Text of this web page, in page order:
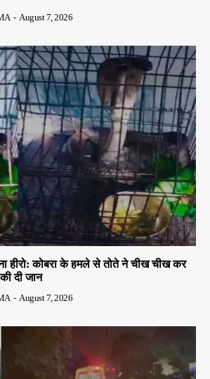
- August 7, 2026
हीरो: कोबरा के हमले से तोते ने चीख चीख कर
दी जान
- August 7, 2026